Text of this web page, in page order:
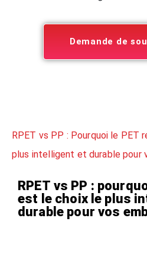
Demande de
RPET vs PP : Pourquoi le PET
plus intelligent et durable pour
RPET vs PP :
est le choix le plus
durable pour vos